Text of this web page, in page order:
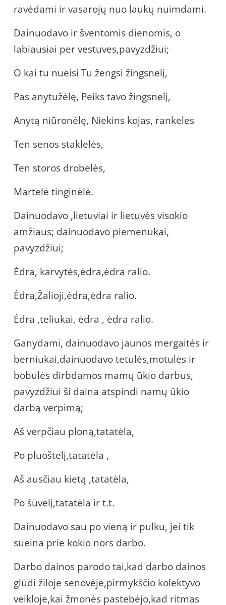
ravėdami ir vasarojų nuo laukų nuimdami.
Dainuodavo ir šventomis dienomis, o
labiausiai per vestuves,pavyzdžiui;
O kai tu nueisi Tu žengsi žingsnelį,
Pas anytužėlę, Peiks tavo žingsnelį,
Anytą niūronėlę, Niekins kojas, rankeles
Ten senos staklelės,
Ten storos drobelės,
Martelė tinginėlė.
Dainuodavo ,lietuviai ir lietuvės visokio
amžiaus; dainuodavo piemenukai,
pavyzdžiui;
Ėdra, karvytės,ėdra,ėdra ralio.
Ėdra,Žalioji,ėdra,ėdra ralio.
Ėdra ,teliukai, ėdra , ėdra ralio.
Ganydami, dainuodavo jaunos mergaitės ir
berniukai,dainuodavo tetulės,motulės ir
bobulės dirbdamos mamų ūkio darbus,
pavyzdžiui ši daina atspindi namų ūkio
darbą verpimą;
Aš verpčiau ploną,tatatėla,
Po pluoštelį,tatatėla ,
Aš ausčiau kietą ,tatatėla,
Po šūvelį,tatatėla ir t.t.
Dainuodavo sau po vieną ir pulku, jei tik
sueina prie kokio nors darbo.
Darbo dainos parodo tai,kad darbo dainos
glūdi žiloje senovėje,pirmykščio kolektyvo
veikloje,kai žmonės pastebėjo,kad ritmas